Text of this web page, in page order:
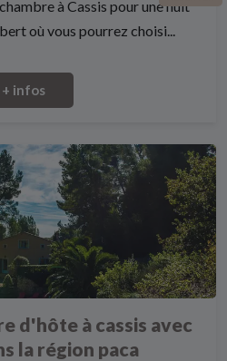
à Cassis pour une nuit
où vous pourrez choisi...
+ infos
d'hôte à cassis avec
la région paca